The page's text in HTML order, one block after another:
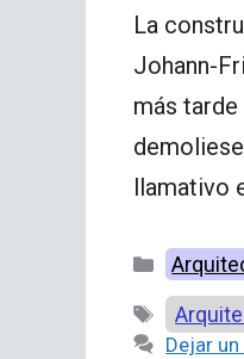
La
Johann-
más
llamativo
Dejar